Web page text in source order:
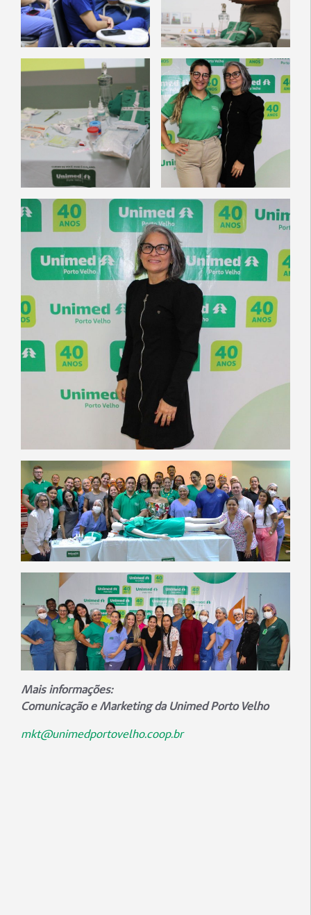
Mais informações:
Comunicação e Marketing da Unimed Porto Velho
mkt@unimedportovelho.coop.br